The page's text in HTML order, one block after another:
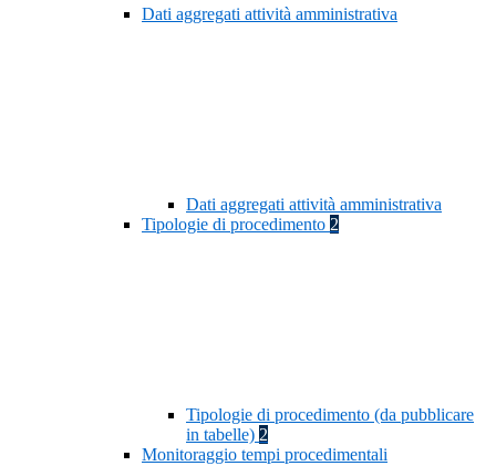
Dati aggregati attività amministrativa
Dati aggregati attività amministrativa
Tipologie di procedimento 2
Tipologie di procedimento (da pubblicare
in tabelle) 2
Monitoraggio tempi procedimentali